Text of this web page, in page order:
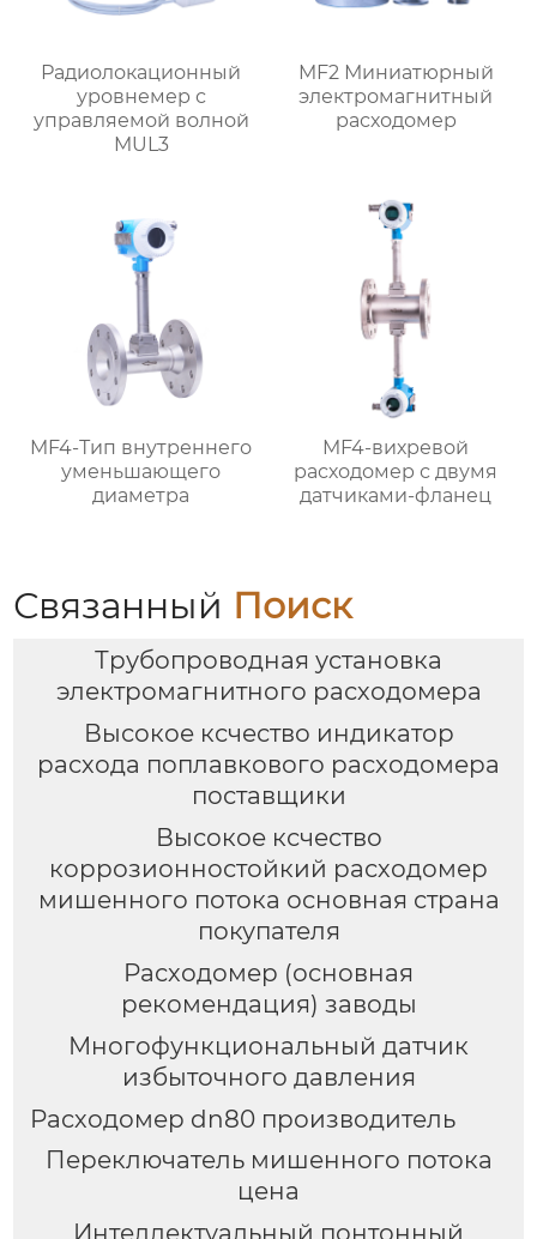
Радиолокационный
уровнемер с
управляемой волной
MUL3
MF2 Миниатюрный
электромагнитный
расходомер
MF4-Тип внутреннего
уменьшающего
диаметра
MF4-вихревой
расходомер с двумя
датчиками-фланец
Связанный Поиск
Трубопроводная установка
электромагнитного расходомера
Высокое ксчество индикатор
расхода поплавкового расходомера
поставщики
Высокое ксчество
коррозионностойкий расходомер
мишенного потока основная страна
покупателя
Расходомер (основная
рекомендация) заводы
Многофункциональный датчик
избыточного давления
Расходомер dn80 производитель
Переключатель мишенного потока
цена